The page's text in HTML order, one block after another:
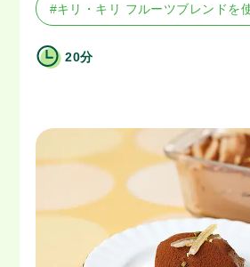
#キリ・キリ フルーツブレンドを
20分